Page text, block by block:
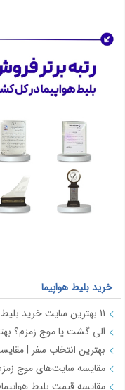
خرید بلیط هواپیما
الی گشت یا موج زمزم؟
بهترین انتخاب سفر |
مقایسه سایت‌های موج
مقایسه قیمت بلیط